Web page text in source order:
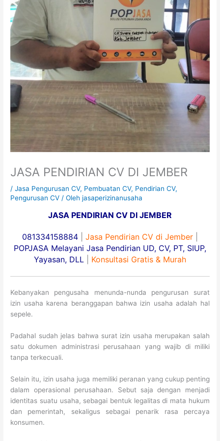
JASA PENDIRIAN CV DI JEMBER
/Jasa Pengurusan CV, Pembuatan CV, Pendirian CV,
Pengurusan CV / Olehjasaperizinanusaha
JASA PENDIRIAN CV DI JEMBER
081334158884 Jasa Pendirian CV di Jember
POPJASA Melayani Jasa Pendirian UD, CV, PT, SIUP,
Yayasan, DLL
Konsultasi Gratis & Murah
Kebanyakan pengusaha menunda-nunda pengurusan surat
izin usaha karena beranggapan bahwa izin usaha adalah hal
sepele.
Padahal sudah jelas bahwa surat izin usaha merupakan salah
satu dokumen administrasi perusahaan yang wajib di miliki
tanpa terkecuali.
Selain itu, izin usaha juga memiliki peranan yang cukup penting
dalam operasional perusahaan. Sebut saja dengan menjadi
identitas suatu usaha, sebagai bentuk legalitas di mata hukum
dan pemerintah, sekaligus sebagai penarik rasa percaya
konsumen.